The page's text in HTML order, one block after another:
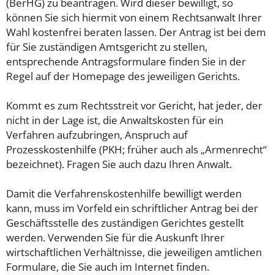
(BerHG) zu beantragen. Wird dieser bewilligt, so
können Sie sich hiermit von einem Rechtsanwalt Ihrer
Wahl kostenfrei beraten lassen. Der Antrag ist bei dem
für Sie zuständigen Amtsgericht zu stellen,
entsprechende Antragsformulare finden Sie in der
Regel auf der Homepage des jeweiligen Gerichts.
Kommt es zum Rechtsstreit vor Gericht, hat jeder, der
nicht in der Lage ist, die Anwaltskosten für ein
Verfahren aufzubringen, Anspruch auf
Prozesskostenhilfe (PKH; früher auch als „Armenrecht“
bezeichnet). Fragen Sie auch dazu Ihren Anwalt.
Damit die Verfahrenskostenhilfe bewilligt werden
kann, muss im Vorfeld ein schriftlicher Antrag bei der
Geschäftsstelle des zuständigen Gerichtes gestellt
werden. Verwenden Sie für die Auskunft Ihrer
wirtschaftlichen Verhältnisse, die jeweiligen amtlichen
Formulare, die Sie auch im Internet finden.